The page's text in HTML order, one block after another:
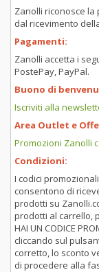
Zanolli riconosce
dal ricevimento
Pagamenti:
Zanolli accetta i
PostePay, PayPal.
Buono di
Iscriviti alla
Area Outlet e
Promozioni Zanolli
Condizioni:
I codici
consentono di
prodotti su
prodotti al carrello,
HAI UN CODICE
cliccando sul
corretto, lo sconto
di procedere alla